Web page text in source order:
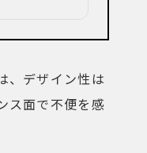
、デザイン性は
ス面で不便を感